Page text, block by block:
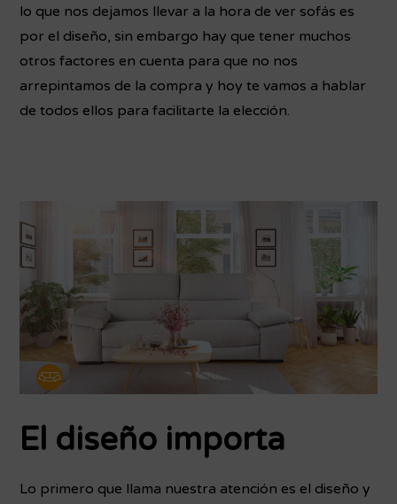
lo que nos dejamos llevar a la hora de ver sofás es
por el diseño, sin embargo hay que tener muchos
otros factores en cuenta para que no nos
arrepintamos de la compra y hoy te vamos a hablar
de todos ellos para facilitarte la elección.
El diseño importa
Lo primero que llama nuestra atención es el diseño y